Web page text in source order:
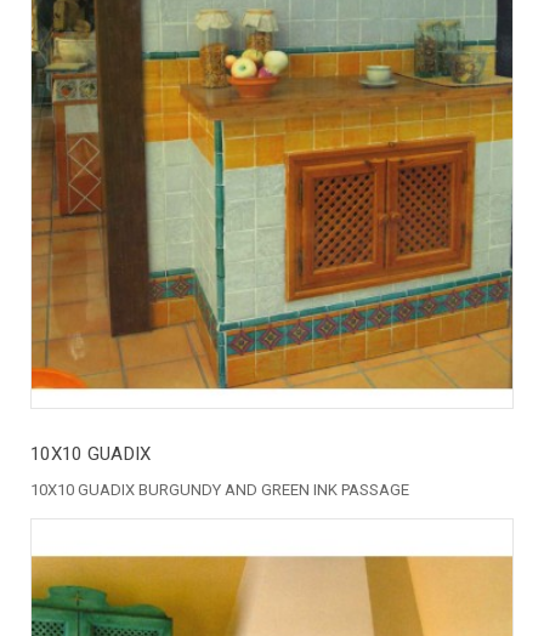
10X10 GUADIX
10X10 GUADIX BURGUNDY AND GREEN INK PASSAGE